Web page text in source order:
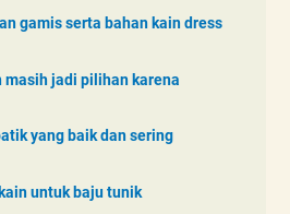
gamis serta bahan kain dress
masih jadi pilihan karena
yang baik dan sering
untuk baju tunik